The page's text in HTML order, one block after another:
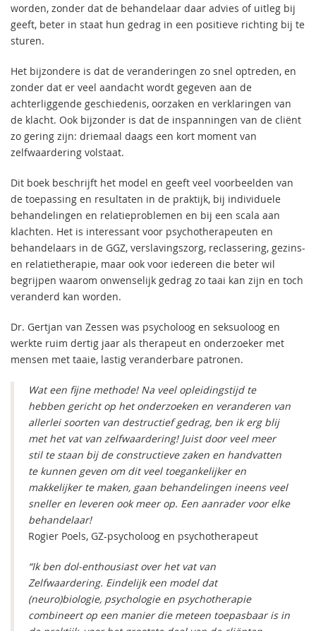
worden, zonder dat de behandelaar daar advies of uitleg bij
geeft, beter in staat hun gedrag in een positieve richting bij te
sturen.
Het bijzondere is dat de veranderingen zo snel optreden, en
zonder dat er veel aandacht wordt gegeven aan de
achterliggende geschiedenis, oorzaken en verklaringen van
de klacht. Ook bijzonder is dat de inspanningen van de cliënt
zo gering zijn: driemaal daags een kort moment van
zelfwaardering volstaat.
Dit boek beschrijft het model en geeft veel voorbeelden van
de toepassing en resultaten in de praktijk, bij individuele
behandelingen en relatieproblemen en bij een scala aan
klachten. Het is interessant voor psychotherapeuten en
behandelaars in de GGZ, verslavingszorg, reclassering, gezins-
en relatietherapie, maar ook voor iedereen die beter wil
begrijpen waarom onwenselijk gedrag zo taai kan zijn en toch
veranderd kan worden.
Dr. Gertjan van Zessen was psycholoog en seksuoloog en
werkte ruim dertig jaar als therapeut en onderzoeker met
mensen met taaie, lastig veranderbare patronen.
Wat een fijne methode! Na veel opleidingstijd te
hebben gericht op het onderzoeken en veranderen van
allerlei soorten van destructief gedrag, ben ik erg blij
met het vat van zelfwaardering! Juist door veel meer
stil te staan bij de constructieve zaken en handvatten
te kunnen geven om dit veel toegankelijker en
makkelijker te maken, gaan behandelingen ineens veel
sneller en leveren ook meer op. Een aanrader voor elke
behandelaar!
Rogier Poels, GZ-psycholoog en psychotherapeut
“Ik ben dol-enthousiast over het vat van
Zelfwaardering. Eindelijk een model dat
(neuro)biologie, psychologie en psychotherapie
combineert op een manier die meteen toepasbaar is in